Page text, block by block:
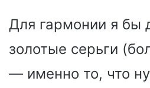
Для гармонии я бы
золотые серьги
— именно то, что